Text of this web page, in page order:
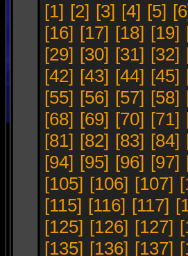
[1] [2] [3] [4] [5]
[16] [17] [18] [19]
[29] [30] [31] [32]
[42] [43] [44] [45]
[55] [56] [57] [58]
[68] [69] [70] [71]
[81] [82] [83] [84]
[94] [95] [96] [97]
[105] [106] [107]
[115] [116] [117]
[125] [126] [127]
[135] [136] [137]